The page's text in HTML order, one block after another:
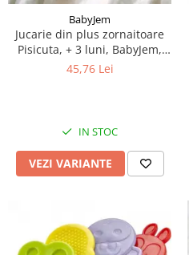
BabyJem
Jucarie din plus zornaitoare
Pisicuta, + 3 luni, BabyJem,
Diverse culori
45,76 Lei
IN STOC
VEZI VARIANTE